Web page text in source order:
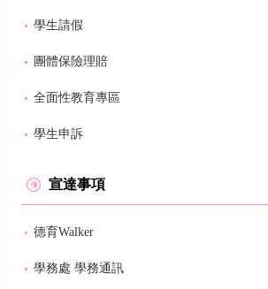
學生請假
團體保險理賠
全面性教育專區
學生申訴
宣達事項
德育Walker
學務處 學務通訊